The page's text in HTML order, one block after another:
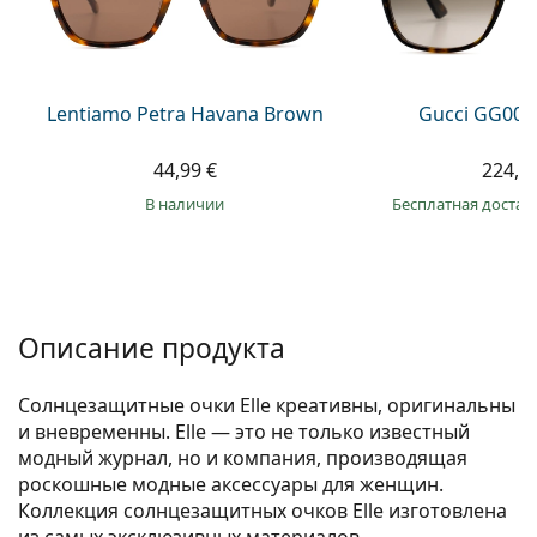
Persol
Все бренды
Lentiamo Petra Havana Brown
44,99 €
в наличии
Gucci
Бесплатная
Описание продукта
Солнцезащитные очки Elle креативны, оригинальны
и вневременны. Elle — это не только известный
модный журнал, но и компания, производящая
роскошные модные аксессуары для женщин.
Коллекция солнцезащитных очков Elle изготовлена